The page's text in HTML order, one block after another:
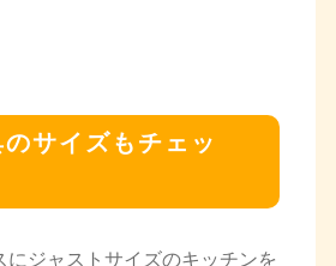
サイズもチェッ
にジャストサイズのキッチンを